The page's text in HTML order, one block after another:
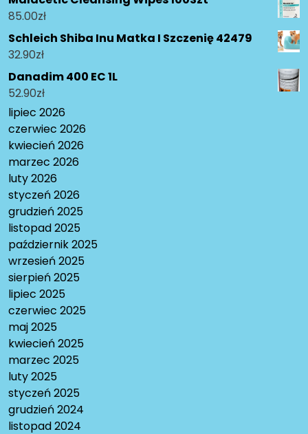
85.00zł
Schleich Shiba Inu Matka I Szczenię 42479
32.90zł
Danadim 400 EC 1L
52.90zł
lipiec 2026
czerwiec 2026
kwiecień 2026
marzec 2026
luty 2026
styczeń 2026
grudzień 2025
listopad 2025
październik 2025
wrzesień 2025
sierpień 2025
lipiec 2025
czerwiec 2025
maj 2025
kwiecień 2025
marzec 2025
luty 2025
styczeń 2025
grudzień 2024
listopad 2024